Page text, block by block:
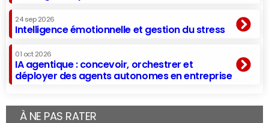
24 sep 2026
Intelligence émotionnelle et gestion du stress
01 oct 2026
IA agentique : concevoir, orchestrer et
déployer des agents autonomes en entreprise
À NE PAS RATER